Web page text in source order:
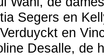
Segers en
en
Desalle, de